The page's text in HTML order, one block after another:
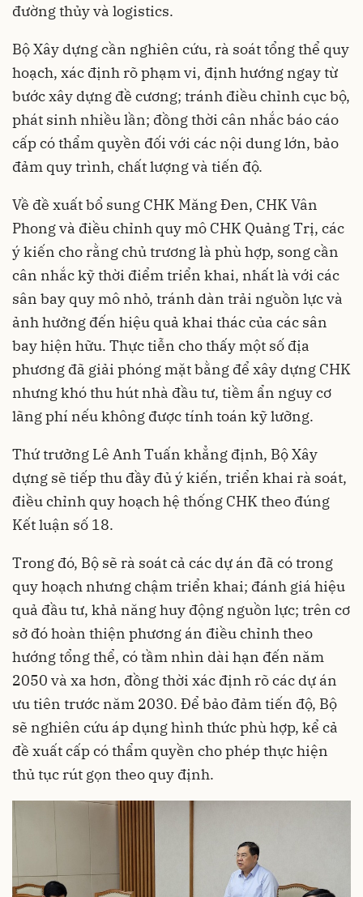
đường thủy và logistics.
Bộ Xây dựng cần nghiên cứu, rà soát tổng thể quy
hoạch, xác định rõ phạm vi, định hướng ngay từ
bước xây dựng đề cương; tránh điều chỉnh cục bộ,
phát sinh nhiều lần; đồng thời cân nhắc báo cáo
cấp có thẩm quyền đối với các nội dung lớn, bảo
đảm quy trình, chất lượng và tiến độ.
Về đề xuất bổ sung CHK Măng Đen, CHK Vân
Phong và điều chỉnh quy mô CHK Quảng Trị, các
ý kiến cho rằng chủ trương là phù hợp, song cần
cân nhắc kỹ thời điểm triển khai, nhất là với các
sân bay quy mô nhỏ, tránh dàn trải nguồn lực và
ảnh hưởng đến hiệu quả khai thác của các sân
bay hiện hữu. Thực tiễn cho thấy một số địa
phương đã giải phóng mặt bằng để xây dựng CHK
nhưng khó thu hút nhà đầu tư, tiềm ẩn nguy cơ
lãng phí nếu không được tính toán kỹ lưỡng.
Thứ trưởng Lê Anh Tuấn khẳng định, Bộ Xây
dựng sẽ tiếp thu đầy đủ ý kiến, triển khai rà soát,
điều chỉnh quy hoạch hệ thống CHK theo đúng
Kết luận số 18.
Trong đó, Bộ sẽ rà soát cả các dự án đã có trong
quy hoạch nhưng chậm triển khai; đánh giá hiệu
quả đầu tư, khả năng huy động nguồn lực; trên cơ
sở đó hoàn thiện phương án điều chỉnh theo
hướng tổng thể, có tầm nhìn dài hạn đến năm
2050 và xa hơn, đồng thời xác định rõ các dự án
ưu tiên trước năm 2030. Để bảo đảm tiến độ, Bộ
sẽ nghiên cứu áp dụng hình thức phù hợp, kể cả
đề xuất cấp có thẩm quyền cho phép thực hiện
thủ tục rút gọn theo quy định.